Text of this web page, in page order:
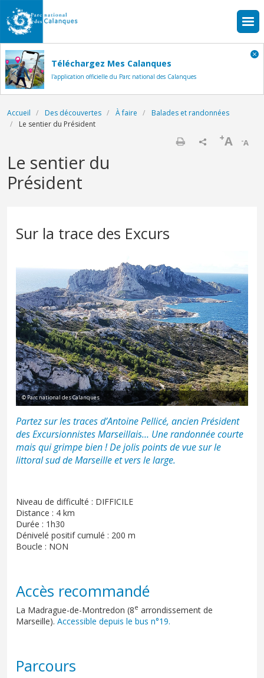
Aller au contenu principal
Téléchargez Mes Calanques
l'application officielle du Parc national des Calanques
Fil d'Ariane
Accueil Des découvertes À faire
Balades et randonnées
Le sentier du Président
-A
+A
Le sentier du
Président
Sur la trace des Excurs
© Parc national des Calanques
Partez sur les traces d’Antoine Pellicé, ancien Président
desExcursionnistes Marseillais… Une randonnée courte
mais qui grimpe bien ! De jolis points de vue sur le
littoral sud de Marseille et vers le large.
Niveau de difficulté : DIFFICILE
Distance : 4 km
Durée : 1h30
Dénivelé positif cumulé : 200 m
Boucle : NON
Accès recommandé
La Madrague-de-Montredon (8e arrondissement de
Marseille). Accessible depuis le bus n°19.
Parcours